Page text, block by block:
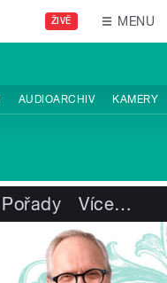
ŽIVĚ MENU
AUDIOARCHIV KAMERY
Pořady Více…